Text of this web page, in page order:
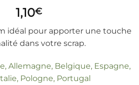
1,10€
idéal pour apporter une touche
dans votre scrap.
Allemagne, Belgique, Espagne,
Pologne, Portugal